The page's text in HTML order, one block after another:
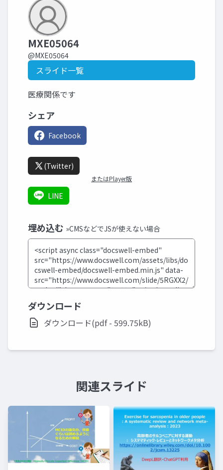
MXE05064
@MXE05064
スライド一覧
医療関係です
シェア
Facebook
(Twitter)
またはPlayer版
LINE
埋め込む »CMSなどでJSが使えない場合
ダウンロード
ダウンロード(pdf - 599.75kB)
関連スライド